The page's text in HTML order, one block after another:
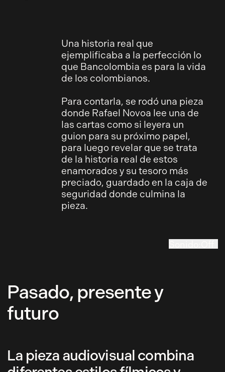
Una historia real que
ejemplificaba a la perfección lo
que Bancolombia es para la vida
de los colombianos.
Para contarla, se rodó una pieza
donde Rafael Novoa lee una de
las cartas como si leyera un
guion para su próximo papel,
para luego revelar que se trata
de la historia real de estos
enamorados y su tesoro más
preciado, guardado en la caja de
seguridad donde culmina la
pieza.
Pasado, presente y
futuro
La pieza audiovisual combina